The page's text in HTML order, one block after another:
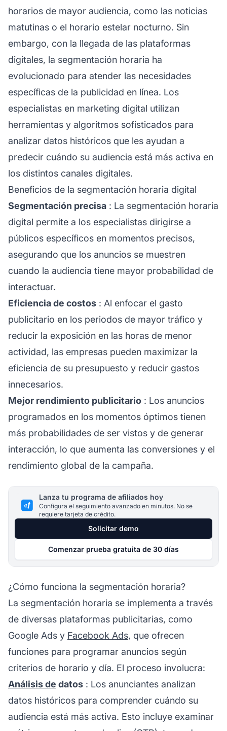
horarios de mayor audiencia, como las noticias
matutinas o el horario estelar nocturno. Sin
embargo, con la llegada de las plataformas
digitales, la segmentación horaria ha
evolucionado para atender las necesidades
específicas de la publicidad en línea. Los
especialistas en marketing digital utilizan
herramientas y algoritmos sofisticados para
analizar datos históricos que les ayudan a
predecir cuándo su audiencia está más activa en
los distintos canales digitales.
Beneficios de la segmentación horaria digital
Segmentación precisa : La segmentación horaria
digital permite a los especialistas dirigirse a
públicos específicos en momentos precisos,
asegurando que los anuncios se muestren
cuando la audiencia tiene mayor probabilidad de
interactuar.
Eficiencia de costos : Al enfocar el gasto
publicitario en los periodos de mayor tráfico y
reducir la exposición en las horas de menor
actividad, las empresas pueden maximizar la
eficiencia de su presupuesto y reducir gastos
innecesarios.
Mejor rendimiento publicitario : Los anuncios
programados en los momentos óptimos tienen
más probabilidades de ser vistos y de generar
interacción, lo que aumenta las conversiones y el
rendimiento global de la campaña.
Lanza tu programa de afiliados hoy
Configura el seguimiento avanzado en minutos. No se
requiere tarjeta de crédito.
Solicitar demo
Comenzar prueba gratuita de 30 días
¿Cómo funciona la segmentación horaria?
La segmentación horaria se implementa a través
de diversas plataformas publicitarias, como
Google Ads y Facebook Ads, que ofrecen
funciones para programar anuncios según
criterios de horario y día. El proceso involucra:
Análisis de datos : Los anunciantes analizan
datos históricos para comprender cuándo su
audiencia está más activa. Esto incluye examinar